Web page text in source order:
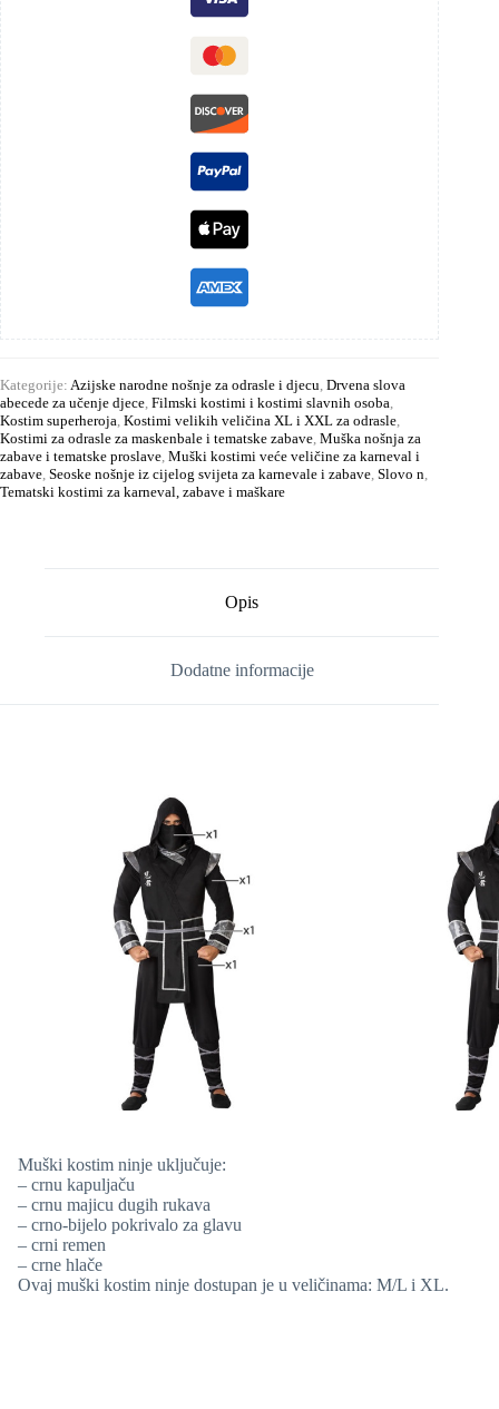
Kategorije: Azijske narodne nošnje za odrasle i djecu, Drvena slova
abecede za učenje djece, Filmski kostimi i kostimi slavnih osoba,
Kostim superheroja, Kostimi velikih veličina XL i XXL za odrasle,
Kostimi za odrasle za maskenbale i tematske zabave, Muška nošnja za
zabave i tematske proslave, Muški kostimi veće veličine za karneval i
zabave, Seoske nošnje iz cijelog svijeta za karnevale i zabave, Slovo n,
Tematski kostimi za karneval, zabave i maškare
Opis
Dodatne informacije
Muški kostim ninje uključuje:
– crnu kapuljaču
– crnu majicu dugih rukava
– crno-bijelo pokrivalo za glavu
– crni remen
– crne hlače
Ovaj muški kostim ninje dostupan je u veličinama: M/L i XL.